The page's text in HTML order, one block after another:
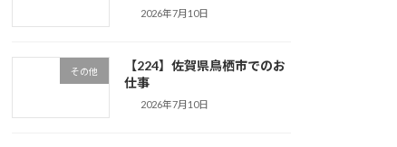
2026年7月10日
その他
【224】佐賀県鳥栖市でのお
仕事
2026年7月10日